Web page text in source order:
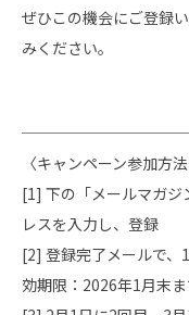
ぜひこの機会にご登録
みください。
〈キャンペーン参加方法
[1] 下の「メールマガジ
レスを入力し、登録
[2] 登録完了メールで、
効期限：2026年1月末ま